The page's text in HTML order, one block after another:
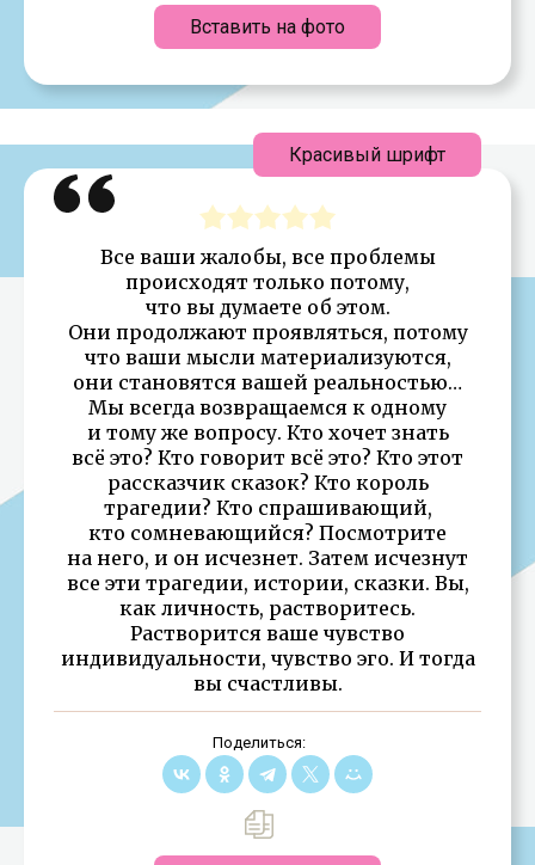
Вставить на фото
Все ваши жалобы, все проблемы
происходят только потому,
что вы думаете об этом.
Они продолжают проявляться, потому
что ваши мысли материализуются,
они становятся вашей реальностью…
Мы всегда возвращаемся к одному
и тому же вопросу. Кто хочет знать
всё это? Кто говорит всё это? Кто этот
рассказчик сказок? Кто король
трагедии? Кто спрашивающий,
кто сомневающийся? Посмотрите
на него, и он исчезнет. Затем исчезнут
все эти трагедии, истории, сказки. Вы,
как личность, растворитесь.
Растворится ваше чувство
индивидуальности, чувство эго. И тогда
вы счастливы.
Поделиться:
Красивый шрифт